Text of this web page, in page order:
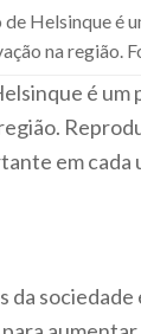
Helsinque é
na região.
é
em cada
sociedade